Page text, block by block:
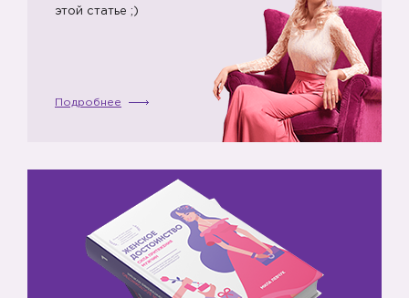
этой статье ;)
Подробнее